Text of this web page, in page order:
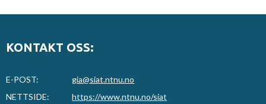
KONTAKT OSS:
E-POST:
gia@siat.ntnu.no
NETTSIDE:
https://www.ntnu.no/siat